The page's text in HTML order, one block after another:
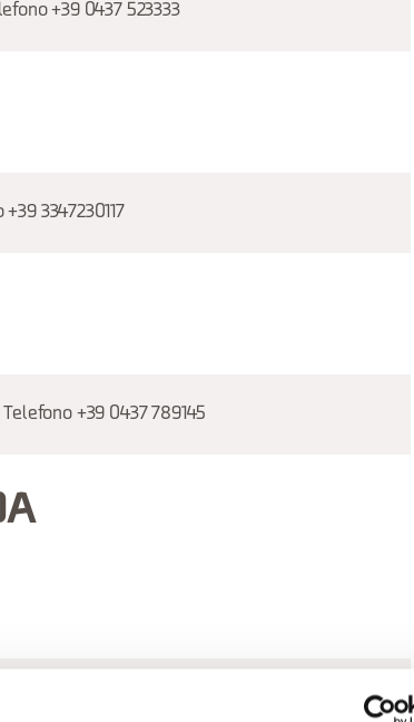
+39 0437 523333
3347230117
+39 0437 789145